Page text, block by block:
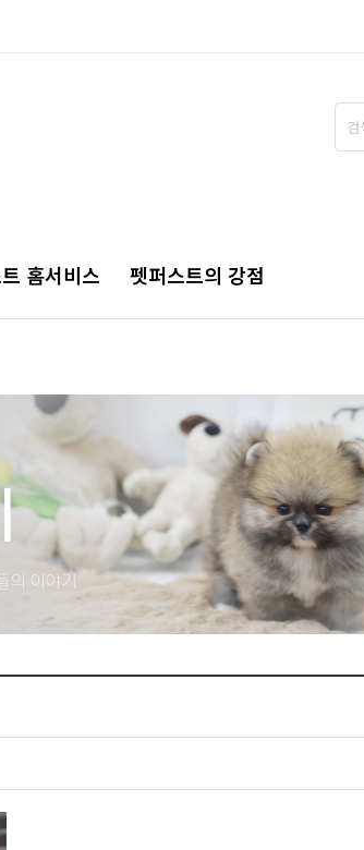
홈서비스 펫퍼스트의 강점